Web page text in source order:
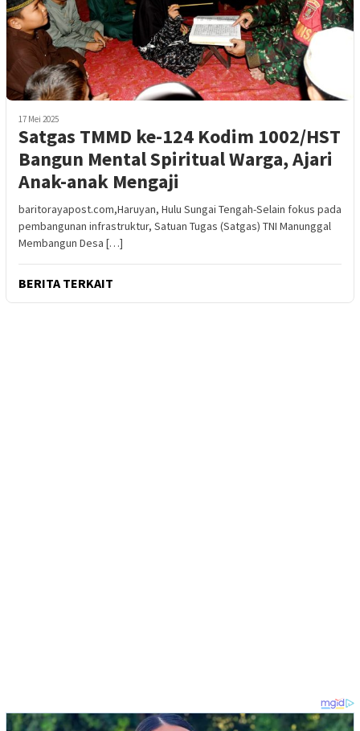
17 Mei 2025
Satgas TMMD ke-124 Kodim 1002/HST
Bangun Mental Spiritual Warga, Ajari
Anak-anak Mengaji
baritorayapost.com,Haruyan, Hulu Sungai Tengah-Selain fokus pada
pembangunan infrastruktur, Satuan Tugas (Satgas) TNI Manunggal
Membangun Desa […]
BERITA TERKAIT